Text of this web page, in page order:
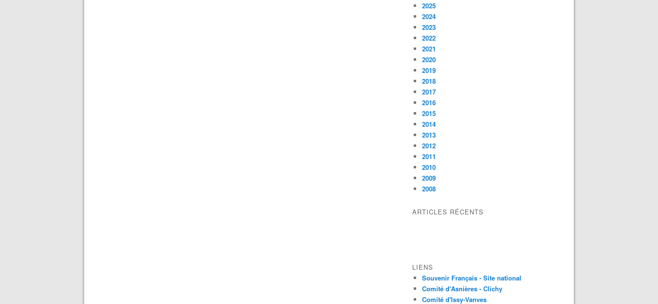
2025
2024
2023
2022
2021
2020
2019
2018
2017
2016
2015
2014
2013
2012
2011
2010
2009
2008
ARTICLES RÉCENTS
LIENS
Souvenir Français - Site national
Comité d'Asnières - Clichy
Comité d'Issy-Vanves